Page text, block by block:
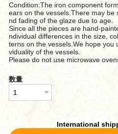
Condition:The iron component
ears on the vessels.There may be
nd fading of the glaze due to age.
Since all the pieces are hand-
ndividual differences in the size,
terns on the vessels.We hope you
viduality of the vessels.
Please do not use microwave
数量
International